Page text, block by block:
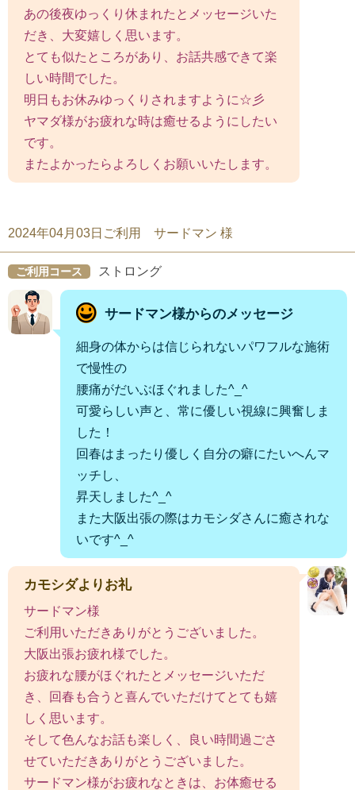
あの後夜ゆっくり休まれたとメッセージいた
だき、大変嬉しく思います。
とても似たところがあり、お話共感できて楽
しい時間でした。
明日もお休みゆっくりされますように☆彡
ヤマダ様がお疲れな時は癒せるようにしたい
です。
またよかったらよろしくお願いいたします。
2024年04月03日ご利用 サードマン 様
ご利用コース ストロング
サードマン様からのメッセージ
細身の体からは信じられないパワフルな施術
で慢性の
腰痛がだいぶほぐれました^_^
可愛らしい声と、常に優しい視線に興奮しま
した！
回春はまったり優しく自分の癖にたいへんマ
ッチし、
昇天しました^_^
また大阪出張の際はカモシダさんに癒されな
いです^_^
カモシダよりお礼
サードマン様
ご利用いただきありがとうございました。
大阪出張お疲れ様でした。
お疲れな腰がほぐれたとメッセージいただ
き、回春も合うと喜んでいただけてとても嬉
しく思います。
そして色んなお話も楽しく、良い時間過ごさ
せていただきありがとうございました。
サードマン様がお疲れなときは、お体癒せる